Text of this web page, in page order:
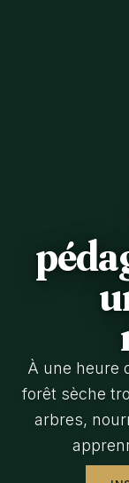
À une heure
forêt sèche
arbres,